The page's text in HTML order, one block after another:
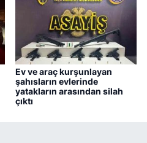
Ev ve araç kurşunlayan
şahısların evlerinde
yatakların arasından silah
çıktı